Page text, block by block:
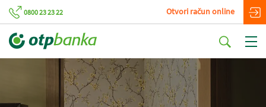
0800 23 23 22 Otvori račun online